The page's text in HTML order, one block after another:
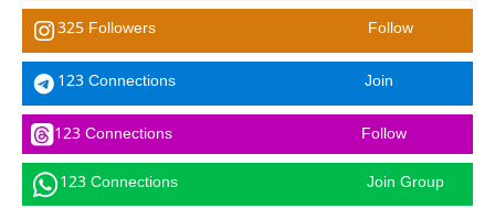
325 Followers Follow
123 Connections Join
123 Connections Follow
123 Connections Join Group